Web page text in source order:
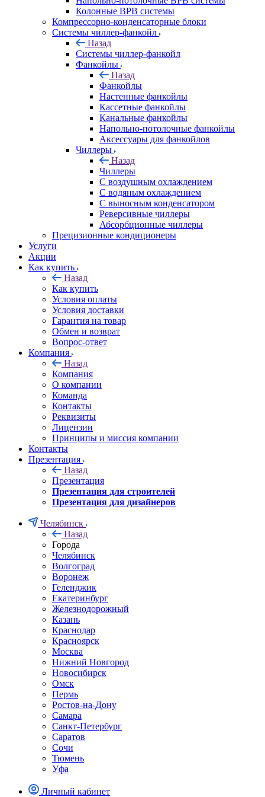
Колонные ВРВ системы
Компрессорно-конденсаторные блоки
Системы чиллер-фанкойл
Назад
Системы чиллер-фанкойл
Фанкойлы
Назад
Фанкойлы
Настенные фанкойлы
Кассетные фанкойлы
Канальные фанкойлы
Напольно-потолочные фанкойлы
Аксессуары для фанкойлов
Чиллеры
Назад
Чиллеры
С воздушным охлаждением
С водяным охлаждением
С выносным конденсатором
Реверсивные чиллеры
Абсорбционные чиллеры
Прецизионные кондиционеры
Услуги
Акции
Как купить
Назад
Как купить
Условия оплаты
Условия доставки
Гарантия на товар
Обмен и возврат
Вопрос-ответ
Компания
Назад
Компания
О компании
Команда
Контакты
Реквизиты
Лицензии
Принципы и миссия компании
Контакты
Презентация
Назад
Презентация
Презентация для строителей
Презентация для дизайнеров
Челябинск
Назад
Города
Челябинск
Волгоград
Воронеж
Геленджик
Екатеринбург
Железнодорожный
Казань
Краснодар
Красноярск
Москва
Нижний Новгород
Новосибирск
Омск
Пермь
Ростов-на-Дону
Самара
Санкт-Петербург
Саратов
Сочи
Тюмень
Уфа
Личный кабинет